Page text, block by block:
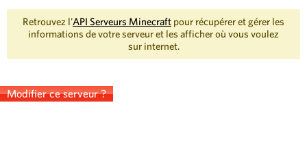
Retrouvez l'API Serveurs Minecraft pour récupérer et gérer les
informations de votre serveur et les afficher où vous voulez
sur internet.
Modifier ce serveur ?